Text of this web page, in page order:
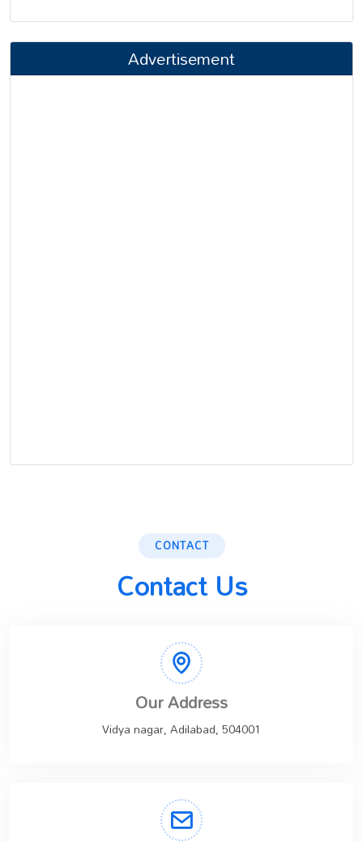
Advertisement
CONTACT
Contact Us
Our Address
Vidya nagar, Adilabad, 504001